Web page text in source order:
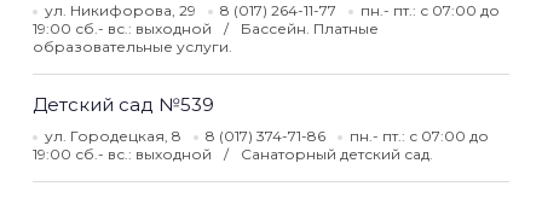
ул. Никифорова, 29 8 (017) 264-11-77
пн.- пт.: с 07:00 до
19:00 сб.- вс.: выходной
Бассейн. Платные
образовательные услуги.
Детский сад №539
ул. Городецкая, 8 8 (017) 374-71-86
пн.- пт.: с 07:00 до
19:00 сб.- вс.: выходной
Санаторный детский сад.